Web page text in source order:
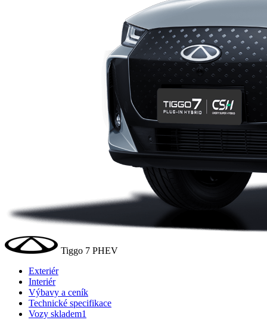
Tiggo 7 PHEV
Exteriér
Interiér
Výbavy a ceník
Technické specifikace
Vozy skladem1